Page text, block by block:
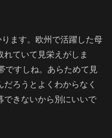
ます。欧州で活躍した母
ていて見栄えがしま
ですしね。あらためて見
ろうとよくわからなく
できないから別にいいで